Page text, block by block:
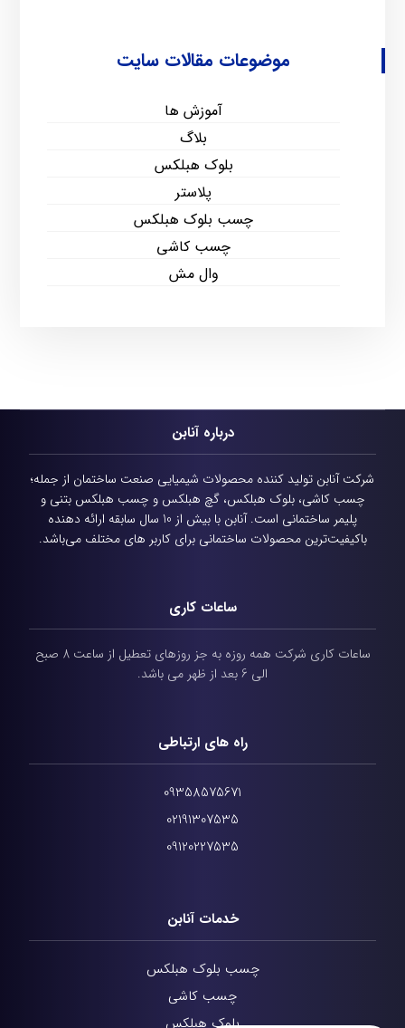
موضوعات مقالات سایت
آموزش ها
بلاگ
بلوک هبلکس
پلاستر
چسب بلوک هبلکس
چسب کاشی
وال مش
درباره آنابن
شرکت آنابن تولید کننده محصولات شیمیایی صنعت ساختمان از جمله؛
چسب کاشی، بلوک هبلکس، گچ هبلکس و چسب هبلکس بتنی و
پلیمر ساختمانی است.
آنابن با بیش از 10 سال سابقه ارائه دهنده
باکیفیت‌ترین محصولات ساختمانی برای کاربر های مختلف می‌باشد.
ساعات کاری
ساعات کاری شرکت همه روزه به جز روزهای تعطیل از ساعت 8 صبح
الی 6 بعد از ظهر می باشد.
راه های ارتباطی
09358575671
02191307535
09120227535
خدمات آنابن
چسب بلوک هبلکس
چسب کاشی